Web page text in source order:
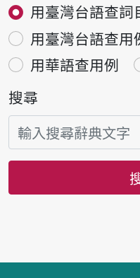
用臺灣台語查詞
用臺灣台語查用
用華語查用例
搜尋